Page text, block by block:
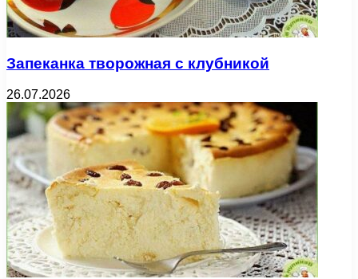
Запеканка творожная с клубникой
26.07.2026